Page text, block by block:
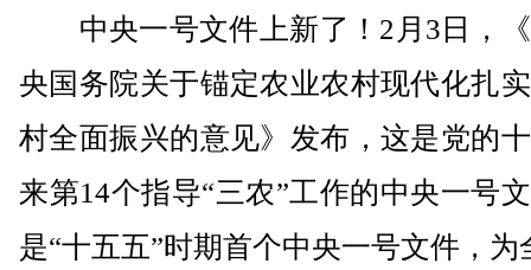
中央一号文件上新了！2月3日，
央国务院关于锚定农业农村现代化扎
村全面振兴的意见》发布，这是党的
来第14个指导“三农”工作的中央一号
是“十五五”时期首个中央一号文件，为